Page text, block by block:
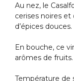
Au nez, le
cerises noires
d’épices douces.
En bouche, ce
arômes de fruits.
Température de